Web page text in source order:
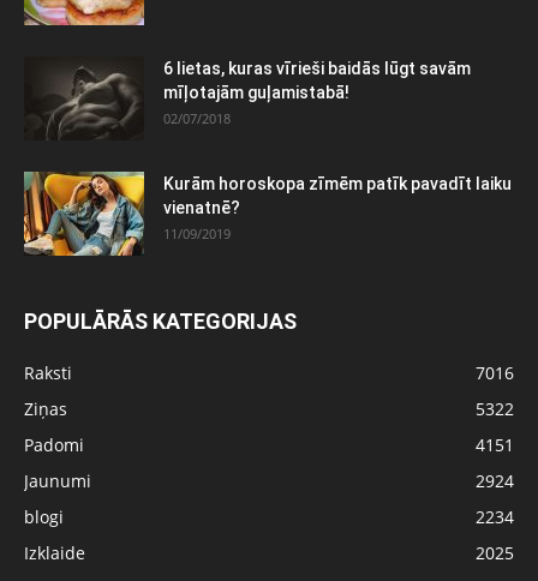
6 lietas, kuras vīrieši baidās lūgt savām
mīļotajām guļamistabā!
02/07/2018
Kurām horoskopa zīmēm patīk pavadīt laiku
vienatnē?
11/09/2019
POPULĀRĀS KATEGORIJAS
Raksti
7016
Ziņas
5322
Padomi
4151
Jaunumi
2924
blogi
2234
Izklaide
2025